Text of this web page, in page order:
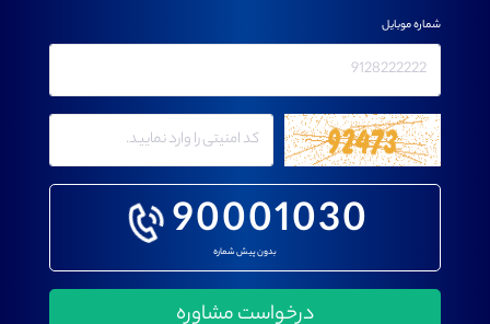
90001030
بدون پیش شماره
شماره موبایل